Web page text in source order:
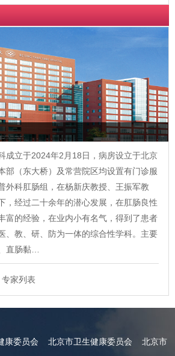
成立于2024年2月18日，病房设立于北京
部（东大桥）及常营院区均设置有门诊服
外科肛肠组，在杨新庆教授、王振军教
，经过二十余年的潜心发展，在肛肠良性
富的经验，在业内小有名气，得到了患者
、教、研、防为一体的综合性学科。主要
直肠黏…
专家列表
康委员会 北京市卫生健康委员会 北京市